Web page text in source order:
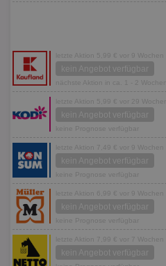
letzte Aktion 5,99 € vor 9 Wochen
kein Angebot verfügbar
nächste Aktion in ca. 1 - 2 Wochen
letzte Aktion 5,99 € vor 29 Wochen
kein Angebot verfügbar
keine Prognose verfügbar
letzte Aktion 7,49 € vor 9 Wochen
kein Angebot verfügbar
keine Prognose verfügbar
letzte Aktion 6,99 € vor 9 Wochen
kein Angebot verfügbar
keine Prognose verfügbar
letzte Aktion 7,99 € vor 7 Wochen
kein Angebot verfügbar